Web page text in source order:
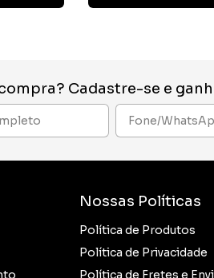
Cadastre-se e
Nossas Políticas
Política de Produtos
Política de Privacidade
Política de Fretes e